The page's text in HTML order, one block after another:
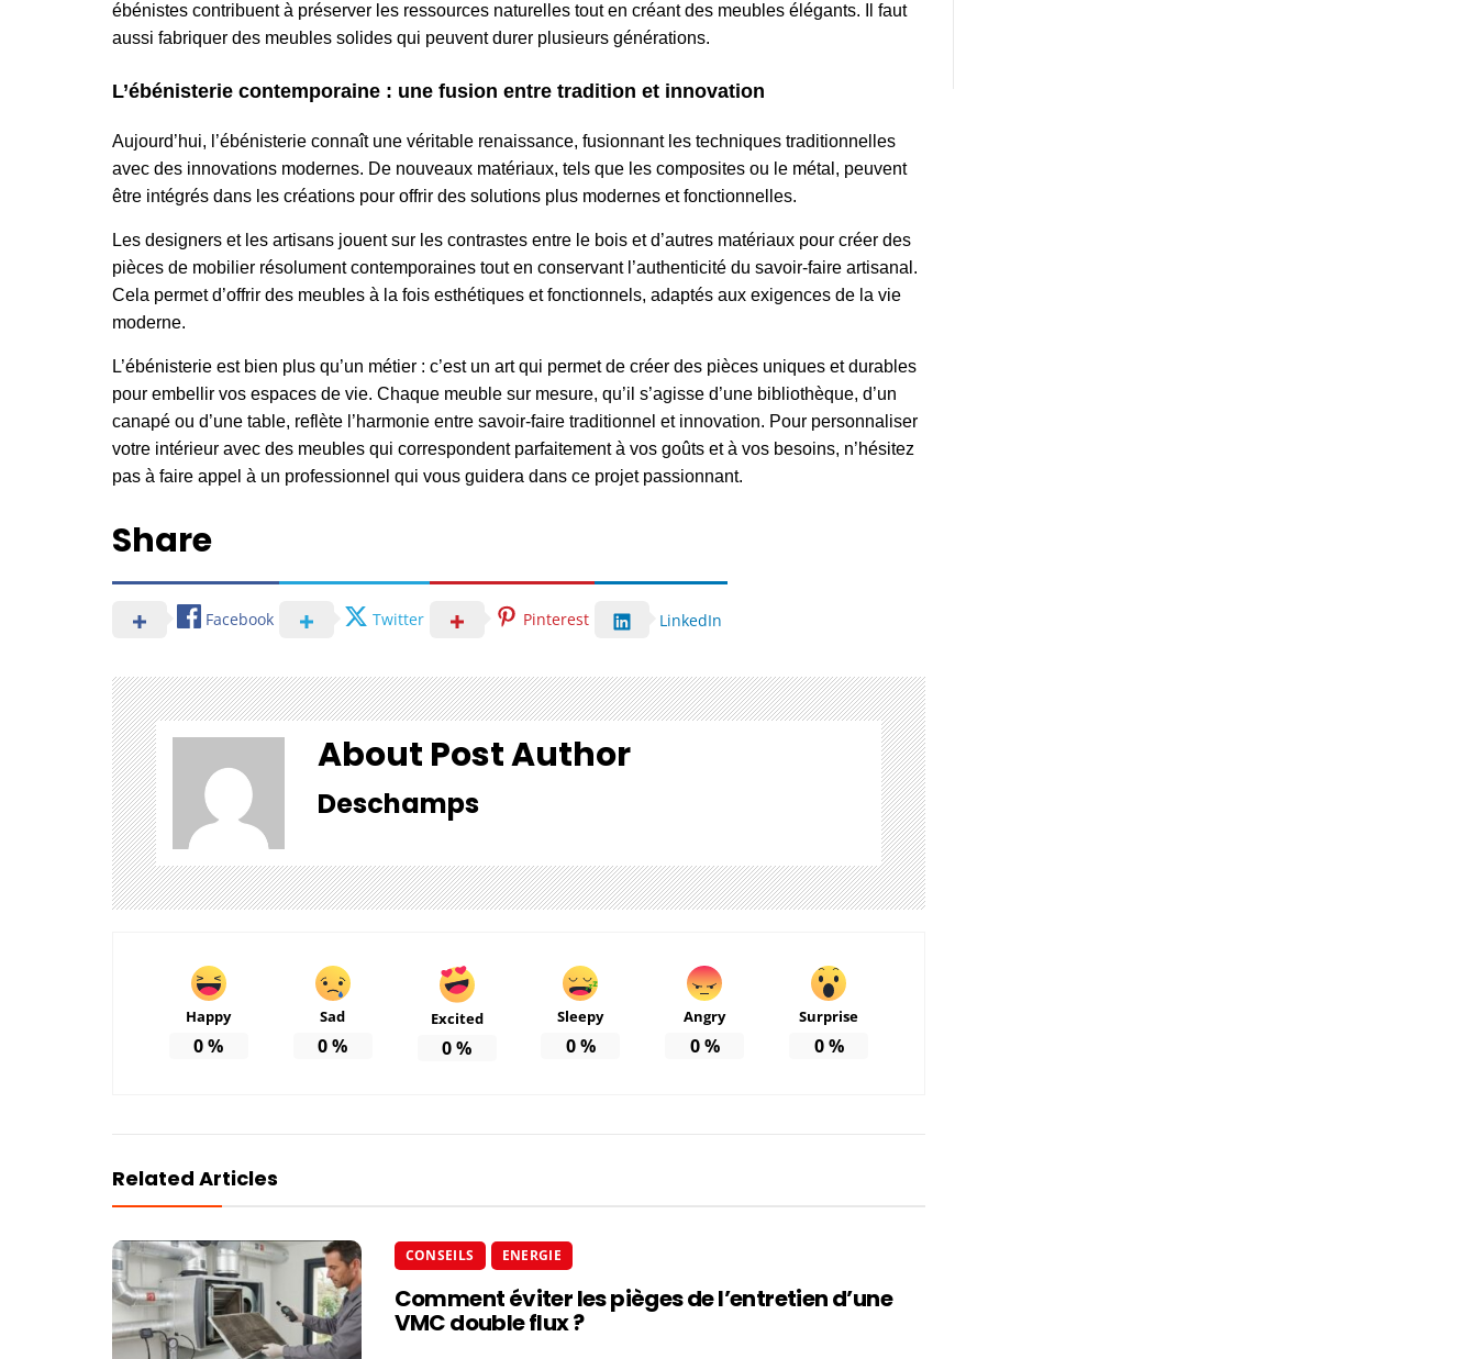
ébénistes contribuent à préserver les ressources naturelles tout en créant des meubles élégants.
Il faut
aussi fabriquer des meubles solides qui peuvent durer plusieurs générations.
L’ébénisterie contemporaine : une fusion entre tradition et innovation
Aujourd’hui, l’ébénisterie connaît une véritable renaissance, fusionnant les techniques traditionnelles
avec des innovations modernes. De nouveaux matériaux, tels que les composites ou le métal, peuvent
être intégrés dans les créations pour offrir des solutions plus modernes et fonctionnelles.
Les designers et les artisans jouent sur les contrastes entre le bois et d’autres matériaux pour créer des
pièces de mobilier résolument contemporaines tout en conservant l’authenticité du savoir-faire artisanal.
Cela permet d’offrir des meubles à la fois esthétiques et fonctionnels, adaptés aux exigences de la vie
moderne.
L’ébénisterie est bien plus qu’un métier : c’est un art qui permet de créer des pièces uniques et durables
pour embellir vos espaces de vie. Chaque meuble sur mesure, qu’il s’agisse d’une bibliothèque, d’un
canapé ou d’une table, reflète l’harmonie entre savoir-faire traditionnel et innovation. Pour personnaliser
votre intérieur avec des meubles qui correspondent parfaitement à vos goûts et à vos besoins, n’hésitez
pas à faire appel à un professionnel qui vous guidera dans ce projet passionnant.
Share
Facebook Twitter Pinterest LinkedIn
About Post Author
Deschamps
Happy
0%
Sad
0%
Excited
0%
Sleepy
0%
Angry
0%
Surprise
0%
Related Articles
CONSEILS ENERGIE
Comment éviter les pièges de l’entretien d’une
VMC double flux ?